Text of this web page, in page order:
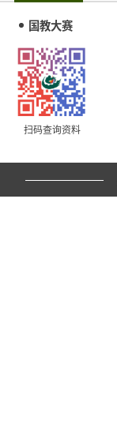
国教大赛
扫码查询资料